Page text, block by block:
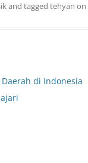
and tagged tehyan on
di Indonesia